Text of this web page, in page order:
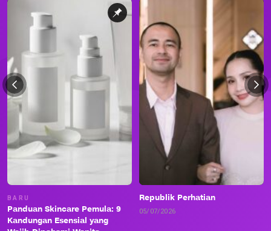
BARU
Panduan Skincare Pemula: 9
Kandungan Esensial yang
Republik Perhatian
05/07/2026